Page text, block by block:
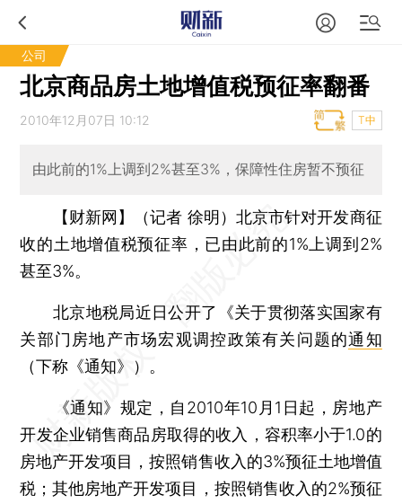
公司
北京商品房土地增值税预征率翻番
2010年12月07日 10:12 T中
由此前的1%上调到2%甚至3%，保障性住房暂不预征
【财新网】（记者 徐明） 北京市针对开发商征
收的土地增值税预征率，已由此前的1%上调到2%
甚至3%。
北京地税局近日公开了《关于贯彻落实国家有
关部门房地产市场宏观调控政策有关问题的通知
（下称《通知》）。
《通知》规定，自2010年10月1日起，房地产
开发企业销售商品房取得的收入，容积率小于1.0的
房地产开发项目，按照销售收入的3%预征土地增值
税；其他房地产开发项目，按照销售收入的2%预征